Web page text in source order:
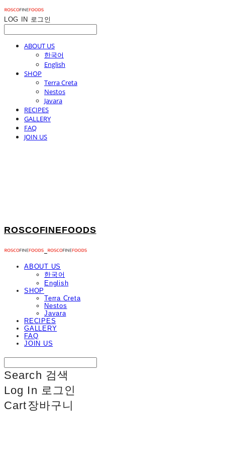
LOG IN 로그인
ABOUT US
한국어
English
SHOP
Terra Creta
Nestos
Javara
RECIPES
GALLERY
FAQ
JOIN US
ROSCOFINEFOODS
ABOUT US
한국어
English
SHOP
Terra Creta
Nestos
Javara
RECIPES
GALLERY
FAQ
JOIN US
Search 검색
Log In 로그인
Cart장바구니